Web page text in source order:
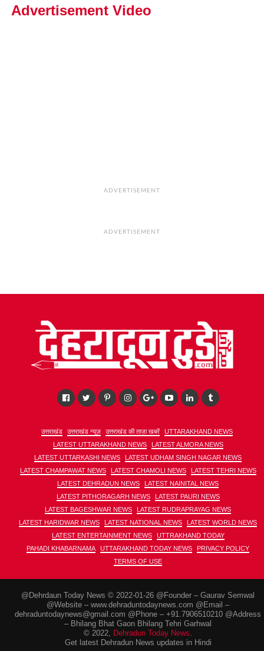
Advertisement Video
ADVERTISEMENT
ADVERTISEMENT
उत्तराखंड उत्तराखंड न्यूज़ उत्तराखंड की ताज़ा खबरें
UTTARAKHAND NEWS
LATEST UTTARAKHAND NEWS
LATEST ALMORA NEWS
LATEST UTTARKASHI NEWS
LATEST UDHAM SINGH NAGAR NEWS
LATEST CHAMPAWAT NEWS
LATEST CHAMOLI NEWS
LATEST TEHRI NEWS
LATEST DEHRADUN NEWS
LATEST NAINITAL NEWS
LATEST PITHORAGARH NEWS
LATEST PAURI NEWS
LATEST BAGESHWAR NEWS
LATEST RUDRAPRAYAG NEWS
LATEST HARIDWAR NEWS
LATEST NATIONAL NEWS
LATEST WORLD NEWS
LATEST ENTERTAINMENT NEWS
UTTRAKHAND TODAY
PAHADI KHABARNAMA
UTTARAKHAND TODAY NEWS
PRIVACY POLICY
TERMS OF USE
@Dehrdaun Today News © 2022-01-26 @Founder – Gaurav Semwal
@Website – www.dehraduntodaynews.com @Email –
dehraduntodaynews@gmail.com @Phone – +91.7906510210 @Address
– Bhilang Bhat Gaon Bhilang Tehri Garhwal
© 2022, Dehradun Today News
Get latest Dehradun News updates in Hindi